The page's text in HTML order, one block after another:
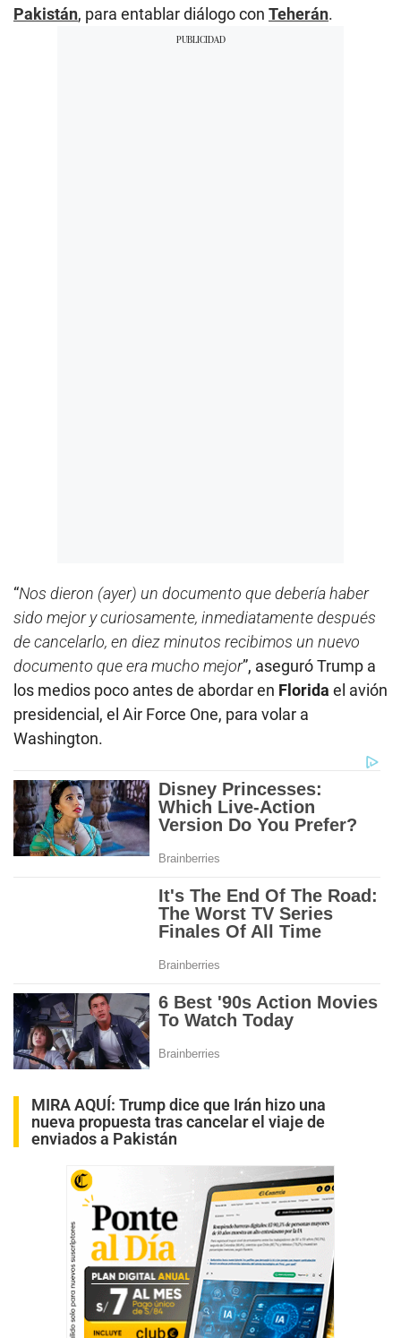
Pakistán, para entablar diálogo con Teherán.
“Nos dieron (ayer) un documento que debería haber
sido mejor y curiosamente, inmediatamente después
de cancelarlo, en diez minutos recibimos un nuevo
documento que era mucho mejor”, aseguró Trump a
los medios poco antes de abordar en Florida el avión
presidencial, el Air Force One, para volar a
Washington.
MIRA AQUÍ: Trump dice que Irán hizo una
nueva propuesta tras cancelar el viaje de
enviados a Pakistán